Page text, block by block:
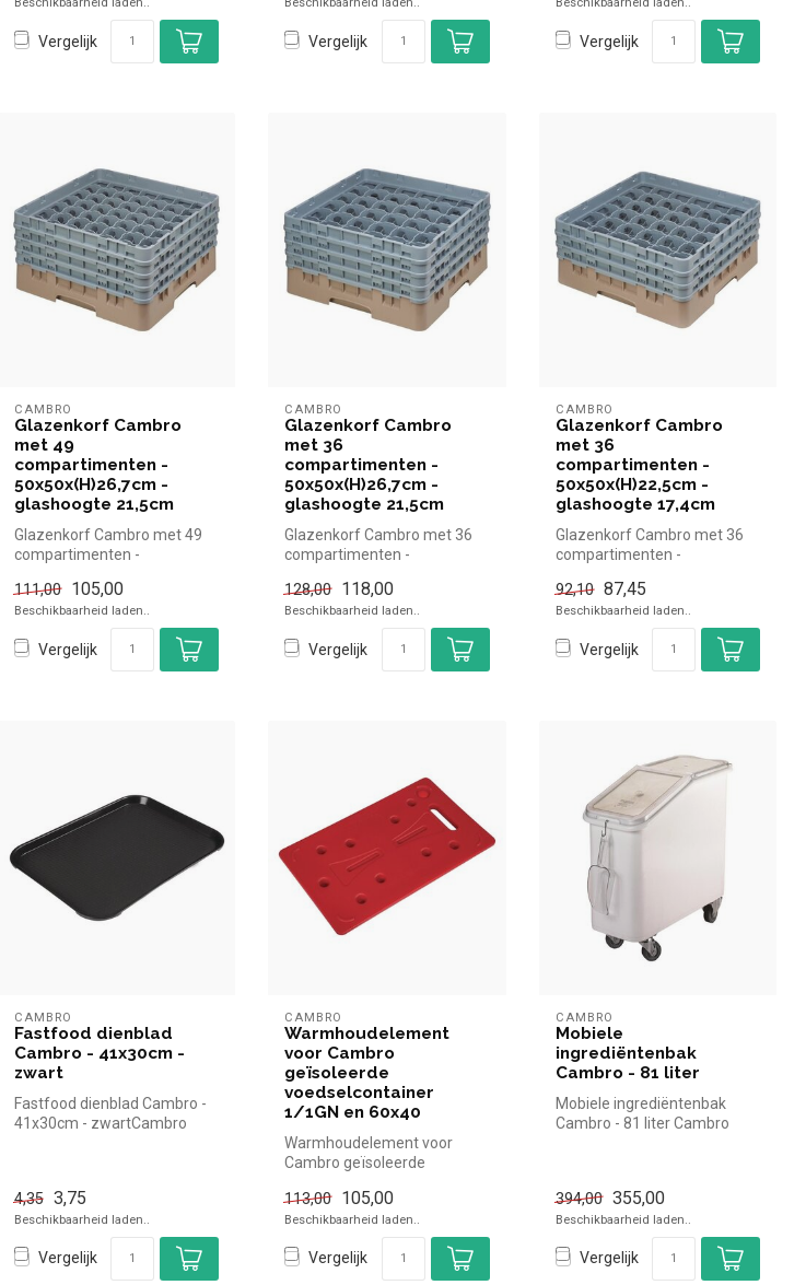
Vergelijk Vergelijk Vergelijk
CAMBRO
Glazenkorf Cambro
met 49
compartimenten -
50x50x(H)26,7cm -
glashoogte 21,5cm
Glazenkorf Cambro met 49
compartimenten -
glashoogte 21,5cm Ca...
111,00 105,00
Beschikbaarheid laden..
Vergelijk
CAMBRO
Glazenkorf Cambro
met 36
compartimenten -
50x50x(H)26,7cm -
glashoogte 21,5cm
Glazenkorf Cambro met 36
compartimenten -
glashoogte 21,5cm Ca...
128,00 118,00
Beschikbaarheid laden..
Vergelijk
CAMBRO
Glazenkorf Cambro
met 36
compartimenten -
50x50x(H)22,5cm -
glashoogte 17,4cm
Glazenkorf Cambro met 36
compartimenten -
glashoogte 17,4cm Ca...
92,10 87,45
Beschikbaarheid laden..
Vergelijk
CAMBRO
Fastfood dienblad
Cambro - 41x30cm -
zwart
Fastfood dienblad Cambro -
41x30cm - zwartCambro
4,35 3,75
Beschikbaarheid laden..
Vergelijk
CAMBRO
Warmhoudelement
voor Cambro
geïsoleerde
voedselcontainer
1/1GN en 60x40
Warmhoudelement voor
Cambro geïsoleerde
60x40 Cambro s...
113,00 105,00
Beschikbaarheid laden..
Vergelijk
CAMBRO
Mobiele
ingrediëntenbak
Cambro - 81 liter
Mobiele ingrediëntenbak
Cambro - 81 liter Cambro
394,00 355,00
Beschikbaarheid laden..
Vergelijk